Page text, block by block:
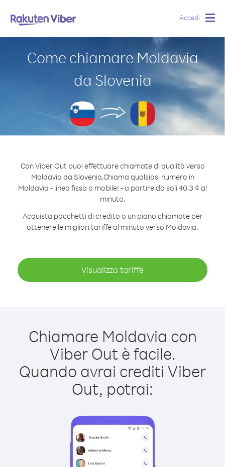
Accedi
Come chiamare Moldavia
da Slovenia
Con Viber Out puoi effettuare chiamate di qualità verso
Moldavia da Slovenia.Chiama qualsiasi numero in
Moldavia - linea fissa o mobile! - a partire da soli 40.3 ¢ al
minuto.
Acquista pacchetti di credito o un piano chiamate per
ottenere le migliori tariffe al minuto verso Moldavia.
Visualizza tariffe
Chiamare Moldavia con
Viber Out è facile.
Quando avrai crediti Viber
Out, potrai: